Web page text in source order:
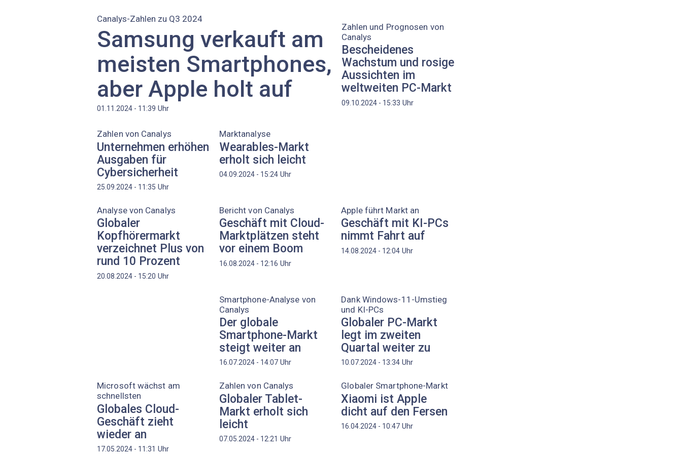
Canalys-Zahlen zu Q3 2024
Samsung verkauft am
meisten Smartphones,
aber Apple holt auf
01.11.2024 - 11:39 Uhr
Zahlen und Prognosen von
Canalys
Bescheidenes
Wachstum und rosige
Aussichten im
weltweiten PC-Markt
09.10.2024 - 15:33 Uhr
Zahlen von Canalys
Unternehmen erhöhen
Ausgaben für
Cybersicherheit
25.09.2024 - 11:35 Uhr
Marktanalyse
Wearables-Markt
erholt sich leicht
04.09.2024 - 15:24Uhr
Analyse von Canalys
Globaler
Kopfhörermarkt
verzeichnet Plus von
rund 10 Prozent
20.08.2024 - 15:20 Uhr
Bericht von Canalys
Geschäft mit Cloud-
Marktplätzen steht
vor einem Boom
16.08.2024 - 12:16 Uhr
Apple führt Markt an
Geschäft mit KI-PCs
nimmt Fahrt auf
14.08.2024 - 12:04 Uhr
Smartphone-Analyse von
Canalys
Der globale
Smartphone-Markt
steigt weiter an
16.07.2024 - 14:07Uhr
Dank Windows-11-Umstieg
und KI-PCs
Globaler PC-Markt
legt im zweiten
Quartal weiter zu
10.07.2024 - 13:34 Uhr
Microsoft wächst am
schnellsten
Globales Cloud-
Geschäft zieht
wieder an
17.05.2024 - 11:31 Uhr
Zahlen von Canalys
Globaler Tablet-
Markt erholt sich
leicht
07.05.2024 - 12:21 Uhr
Globaler Smartphone-Markt
Xiaomi ist Apple
dicht auf den Fersen
16.04.2024 - 10:47 Uhr